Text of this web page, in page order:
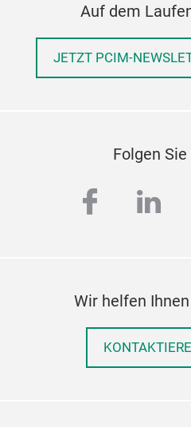
Auf dem
JETZT PCIM-
Folgen
Wir helfen